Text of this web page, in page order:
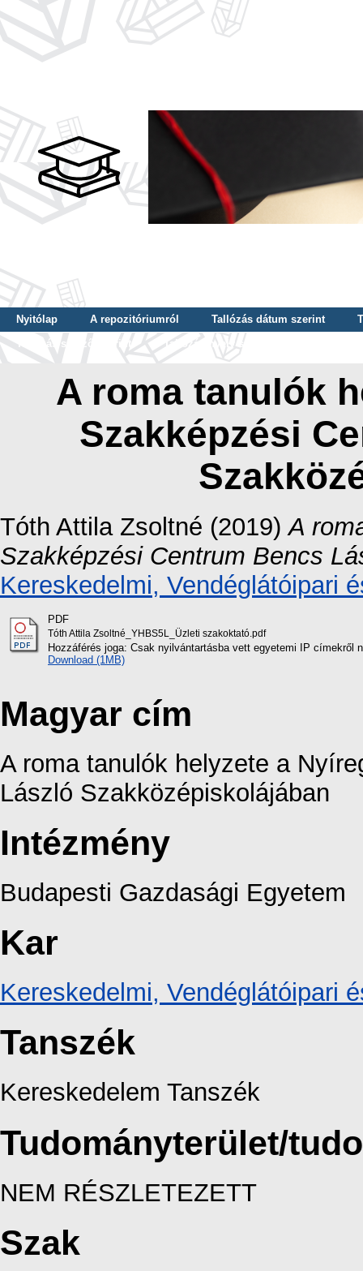
Nyitólap A repozitóriumról Tallózás dátum szerint
Tallózás szerző szerint
Tallózás nyelv szerint
A roma tanulók
Szakképzési
Tóth Attila Zsoltné (2019)A
Szakképzési Centrum Bencs
Kereskedelmi, Vendéglátóipari
PDF
Tóth Attila Zsoltné_YHBS5L_Üzleti szakoktató.pdf
Hozzáférés joga: Csak nyilvántartásba vett egyetemi IP címekről
Download (1MB)
Magyar cím
A roma tanulók helyzete a
László Szakközépiskolájában
Intézmény
Budapesti Gazdasági Egyetem
Kar
Kereskedelmi, Vendéglátóipari
Tanszék
Kereskedelem Tanszék
Tudományterület/
NEM RÉSZLETEZETT
Szak